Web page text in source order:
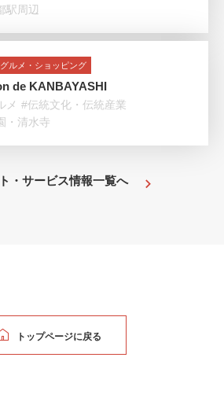
駅周辺
ルメ・ショッピング
de KANBAYASHI
メ #伝統文化・伝統産業
・清水寺
・サービス情報一覧へ
トップページに戻る